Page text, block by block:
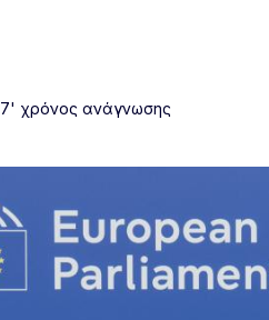
7' χρόνος ανάγνωσης